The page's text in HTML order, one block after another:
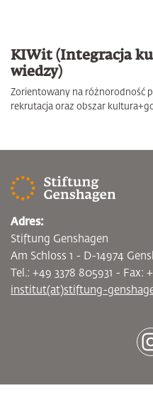
KIWit (Integracja
wiedzy)
Zorientowany na różnorodność
rekrutacja oraz obszar
[socialLinksTitle]
Adres:
Stiftung Genshagen
Am Schloss 1 - D-14974
Tel.: +49 3378 805931 - Fax:
institut(at)stiftung-